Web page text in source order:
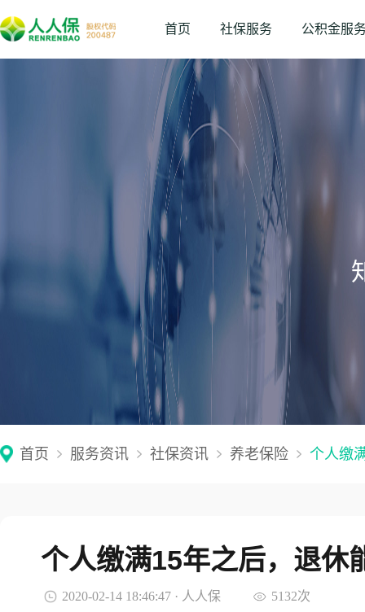
首页 社保服务 公积金服
首页 服务资讯 社保资讯 养老保险 个人缴
个人缴满15年之后，退休
2020-02-14 18:46:47 · 人人保 5132次